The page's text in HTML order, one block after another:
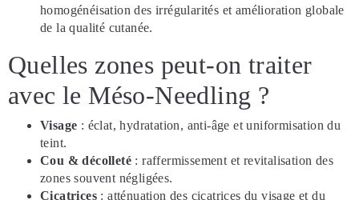
homogénéisation des irrégularités et amélioration globale
de la qualité cutanée.
Quelles zones peut-on traiter
avec le Méso-Needling ?
Visage : éclat, hydratation, anti-âge et uniformisation du
teint.
Cou & décolleté : raffermissement et revitalisation des
zones souvent négligées.
Cicatrices : atténuation des cicatrices du visage et du